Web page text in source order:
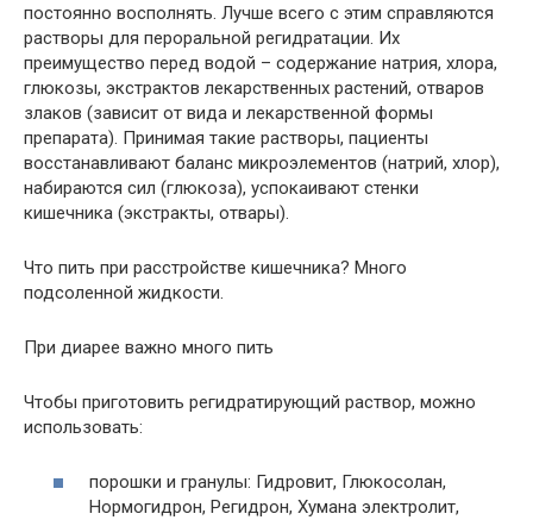
постоянно восполнять. Лучше всего с этим справляются
растворы для пероральной регидратации. Их
преимущество перед водой – содержание натрия, хлора,
глюкозы, экстрактов лекарственных растений, отваров
злаков (зависит от вида и лекарственной формы
препарата). Принимая такие растворы, пациенты
восстанавливают баланс микроэлементов (натрий, хлор),
набираются сил (глюкоза), успокаивают стенки
кишечника (экстракты, отвары).
Что пить при расстройстве кишечника? Много
подсоленной жидкости.
При диарее важно много пить
Чтобы приготовить регидратирующий раствор, можно
использовать:
порошки и гранулы: Гидровит, Глюкосолан,
Нормогидрон, Регидрон, Хумана электролит,